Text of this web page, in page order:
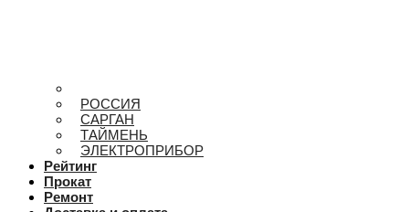
РОССИЯ
САРГАН
ТАЙМЕНЬ
ЭЛЕКТРОПРИБОР
Рейтинг
Прокат
Ремонт